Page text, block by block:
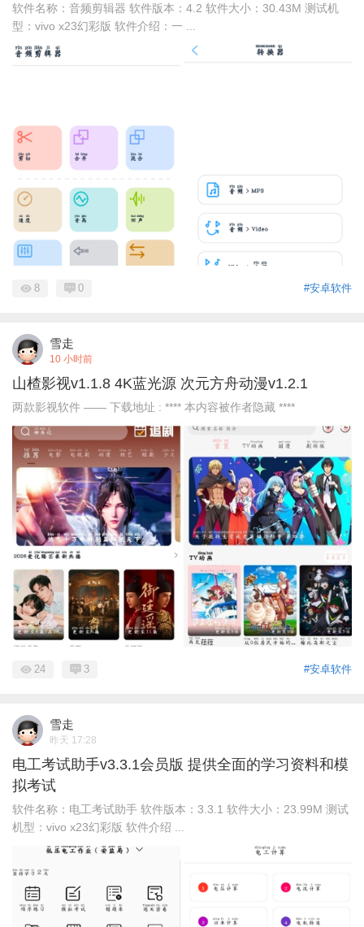
软件名称：音频剪辑器 软件版本：4.2 软件大小：30.43M 测试机
型：vivo x23幻彩版 软件介绍：一 ...
#安卓软件
8 0
雪走
10 小时前
山楂影视v1.1.8 4K蓝光源 次元方舟动漫v1.2.1
两款影视软件 —— 下载地址 : **** 本内容被作者隐藏 ****
#安卓软件
24 3
雪走
昨天 17:28
电工考试助手v3.3.1会员版 提供全面的学习资料和模
拟考试
软件名称：电工考试助手 软件版本：3.3.1 软件大小：23.99M 测试
机型：vivo x23幻彩版 软件介绍 ...